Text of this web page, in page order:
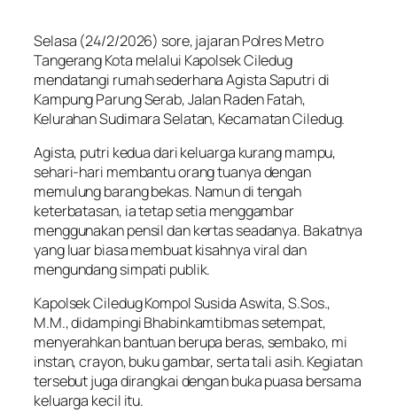
Selasa (24/2/2026) sore, jajaran Polres Metro
Tangerang Kota melalui Kapolsek Ciledug
mendatangi rumah sederhana Agista Saputri di
Kampung Parung Serab, Jalan Raden Fatah,
Kelurahan Sudimara Selatan, Kecamatan Ciledug.
Agista, putri kedua dari keluarga kurang mampu,
sehari-hari membantu orang tuanya dengan
memulung barang bekas. Namun di tengah
keterbatasan, ia tetap setia menggambar
menggunakan pensil dan kertas seadanya. Bakatnya
yang luar biasa membuat kisahnya viral dan
mengundang simpati publik.
Kapolsek Ciledug Kompol Susida Aswita, S.Sos.,
M.M., didampingi Bhabinkamtibmas setempat,
menyerahkan bantuan berupa beras, sembako, mi
instan, crayon, buku gambar, serta tali asih. Kegiatan
tersebut juga dirangkai dengan buka puasa bersama
keluarga kecil itu.